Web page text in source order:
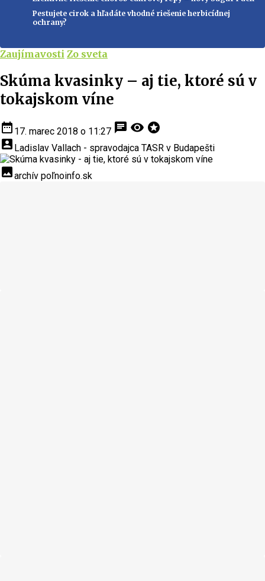
Pestujete cirok a hľadáte vhodné riešenie herbicídnej
ochrany?
Zaujímavosti Zo sveta
Skúma kvasinky – aj tie, ktoré sú v
tokajskom víne
date_range 17. marec 2018 o 11:27 chat visibility stars
account_box Ladislav Vallach - spravodajca TASR v Budapešti
insert_photoarchív poľnoinfo.sk